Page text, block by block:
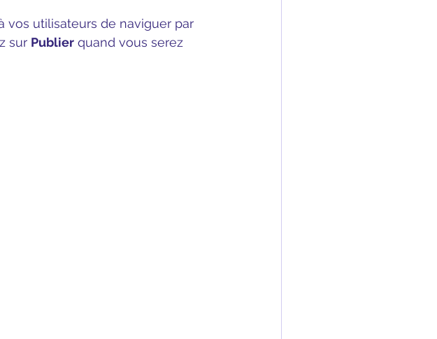
vos utilisateurs de naviguer par
sur Publier quand vous serez